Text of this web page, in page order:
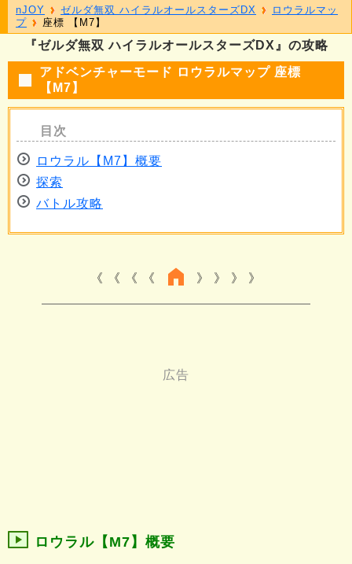
『ゼルダ無双 ハイラルオールスターズDX』の攻略
アドベンチャーモード ロウラルマップ 座標
【M7】
ロウラル【M7】概要
探索
バトル攻略
《 《 《 》 》 》
ロウラル【M7】概要
nJOY ゼルダ無双 ハイラルオールスターズDX
ロウラルマッ
プ
座標 【M7】